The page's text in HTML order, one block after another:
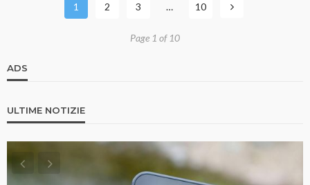
1 2 3 … 10
Page 1 of 10
ADS
ULTIME NOTIZIE